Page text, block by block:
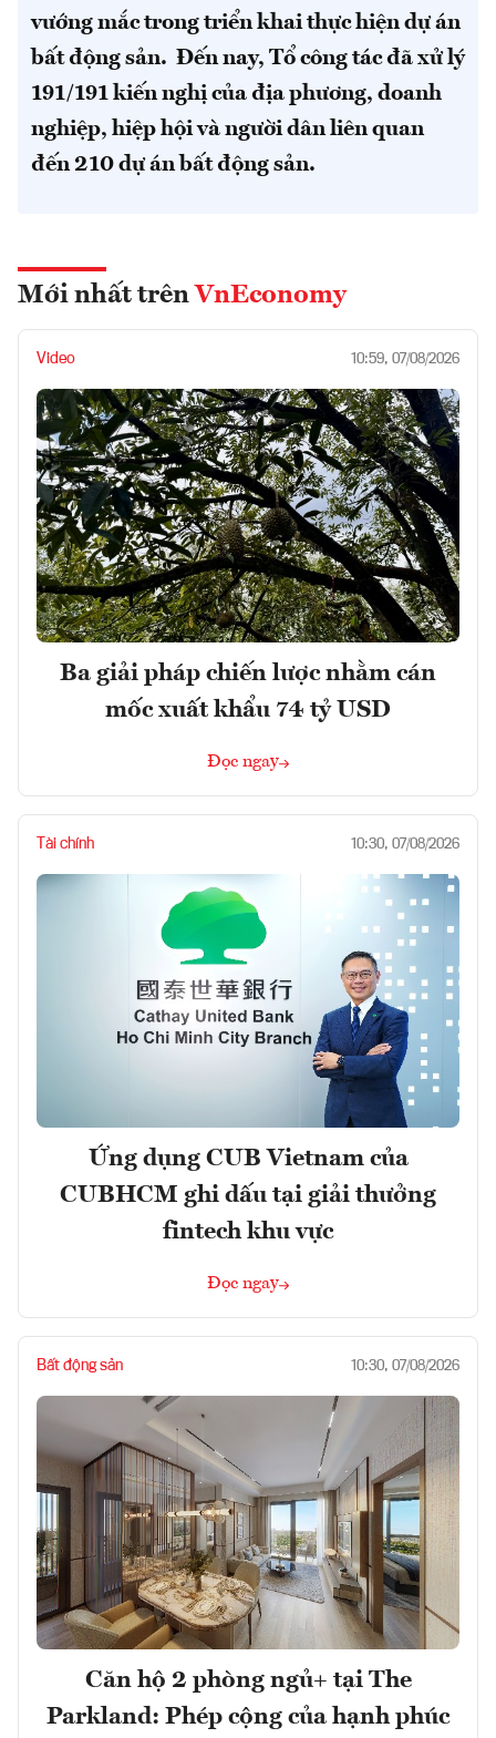
vướng mắc trong triển khai thực hiện dự án
bất động sản. Đến nay, Tổ công tác đã xử lý
191/191 kiến nghị của địa phương, doanh
nghiệp, hiệp hội và người dân liên quan
đến 210 dự án bất động sản.
Mới nhất trên VnEconomy
Video 10:59, 07/08/2026
Ba giải pháp chiến lược nhằm cán
mốc xuất khẩu 74 tỷ USD
Đọc ngay
Tài chính 10:30, 07/08/2026
Ứng dụng CUB Vietnam của
CUBHCM ghi dấu tại giải thưởng
fintech khu vực
Đọc ngay
Bất động sản 10:30, 07/08/2026
Căn hộ 2 phòng ngủ+ tại The
Parkland: Phép cộng của hạnh phúc